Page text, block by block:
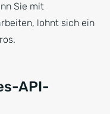
Sie mit
lohnt sich ein
API-